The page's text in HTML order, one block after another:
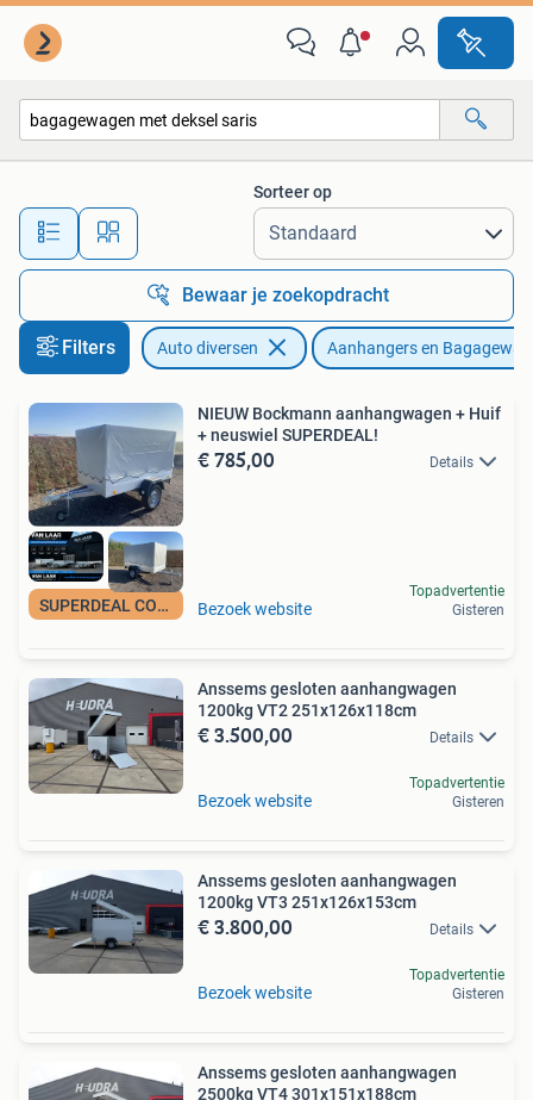
Alle afstanden…
Sorteer op
Bewaar je zoekopdracht
Filters Auto diversen Aanhangers en
SUPERDEAL COMPLEET
NIEUW Bockmann aanhangwagen + Huif
+ neuswiel SUPERDEAL!
€ 785,00 Details
Bezoek website
Topadvertentie
Gisteren
Anssems gesloten aanhangwagen
1200kg VT2 251x126x118cm
€ 3.500,00 Details
Bezoek website
Topadvertentie
Gisteren
Anssems gesloten aanhangwagen
1200kg VT3 251x126x153cm
€ 3.800,00 Details
Bezoek website
Topadvertentie
Gisteren
Anssems gesloten aanhangwagen
2500kg VT4 301x151x188cm